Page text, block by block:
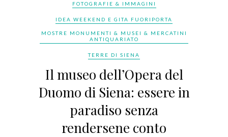
FOTOGRAFIE & IMMAGINI
IDEA WEEKEND E GITA FUORIPORTA
MOSTRE MONUMENTI & MUSEI & MERCATINI
ANTIQUARIATO
TERRE DI SIENA
Il museo dell’Opera del
Duomo di Siena: essere in
paradiso senza
rendersene conto